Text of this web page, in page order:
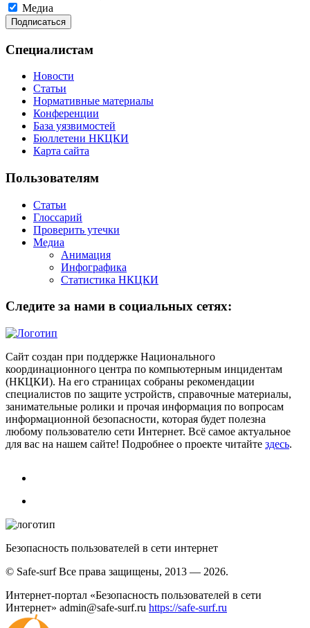
Медиа
Специалистам
Новости
Статьи
Нормативные материалы
Конференции
База уязвимостей
Бюллетени НКЦКИ
Карта сайта
Пользователям
Статьи
Глоссарий
Проверить утечки
Медиа
Анимация
Инфографика
Статистика НКЦКИ
Следите за нами в социальных сетях:
Сайт создан при поддержке Национального
координационного центра по компьютерным инцидентам
(НКЦКИ). На его страницах собраны рекомендации
специалистов по защите устройств, справочные материалы,
занимательные ролики и прочая информация по вопросам
информационной безопасности, которая будет полезна
любому пользователю сети Интернет. Всё самое актуальное
для вас на нашем сайте! Подробнее о проекте читайте здесь.
Безопасность пользователей в сети интернет
© Safe-surf Все права защищены, 2013 — 2026.
Интернет-портал «Безопасность пользователей в сети
Интернет» admin@safe-surf.ru https://safe-surf.ru